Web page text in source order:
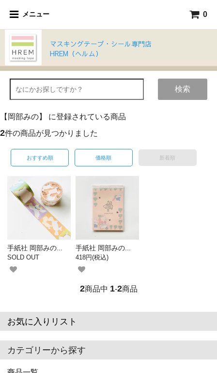
メニュー 0
マスキングテープ・シール専門店
HREM（ヘルム）
検索
【岡部みの】 に登録されている商品
2件の商品が見つかりました
おすすめ順 価格順 新着順
手紙社 岡部みの...
SOLD OUT
手紙社 岡部みの...
418円(税込)
2商品中 1-2商品
お気に入りリスト
カテゴリーから探す